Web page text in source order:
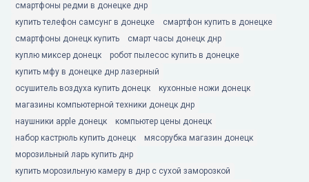
смартфоны редми в донецке днр
купить телефон самсунг в донецке
смартфон купить в донецке
смартфоны донецк купить
смарт часы донецк днр
куплю миксер донецк
робот пылесос купить в донецке
купить мфу в донецке днр лазерный
осушитель воздуха купить донецк
кухонные ножи донецк
магазины компьютерной техники донецк днр
наушники apple донецк
компьютер цены донецк
набор кастрюль купить донецк
мясорубка магазин донецк
морозильный ларь купить днр
купить морозильную камеру в днр с сухой заморозкой